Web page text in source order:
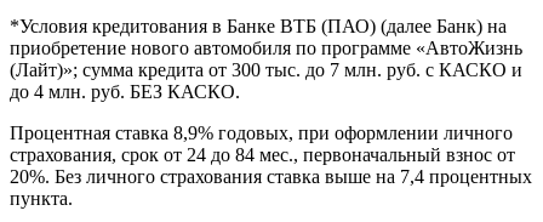
*Условия кредитования в Банке ВТБ (ПАО) (далее Банк) на
приобретение нового автомобиля по программе «АвтоЖизнь
(Лайт)»; сумма кредита от 300 тыс. до 7 млн. руб. с КАСКО и
до 4 млн. руб. БЕЗ КАСКО.
Процентная ставка 8,9% годовых, при оформлении личного
страхования, срок от 24 до 84 мес., первоначальный взнос от
20%. Без личного страхования ставка выше на 7,4 процентных
пункта.